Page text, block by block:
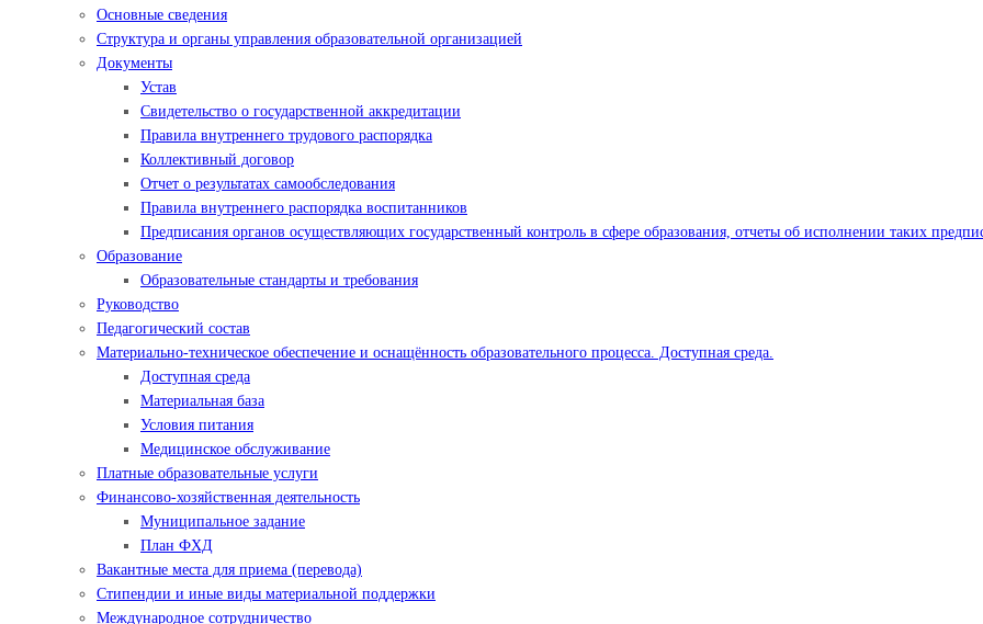
Основные сведения
Структура и органы управления образовательной организацией
Документы
Устав
Свидетельство о государственной аккредитации
Правила внутреннего трудового распорядка
Коллективный договор
Отчет о результатах самообследования
Правила внутреннего распорядка воспитанников
Предписания органов осуществляющих государственный контроль в сфере образования, отчеты об исполнении таких
Образование
Образовательные стандарты и требования
Руководство
Педагогический состав
Материально-техническое обеспечение и оснащённость образовательного процесса. Доступная среда.
Доступная среда
Материальная база
Условия питания
Медицинское обслуживание
Платные образовательные услуги
Финансово-хозяйственная деятельность
Муниципальное задание
План ФХД
Вакантные места для приема (перевода)
Стипендии и иные виды материальной поддержки
Международное сотрудничество